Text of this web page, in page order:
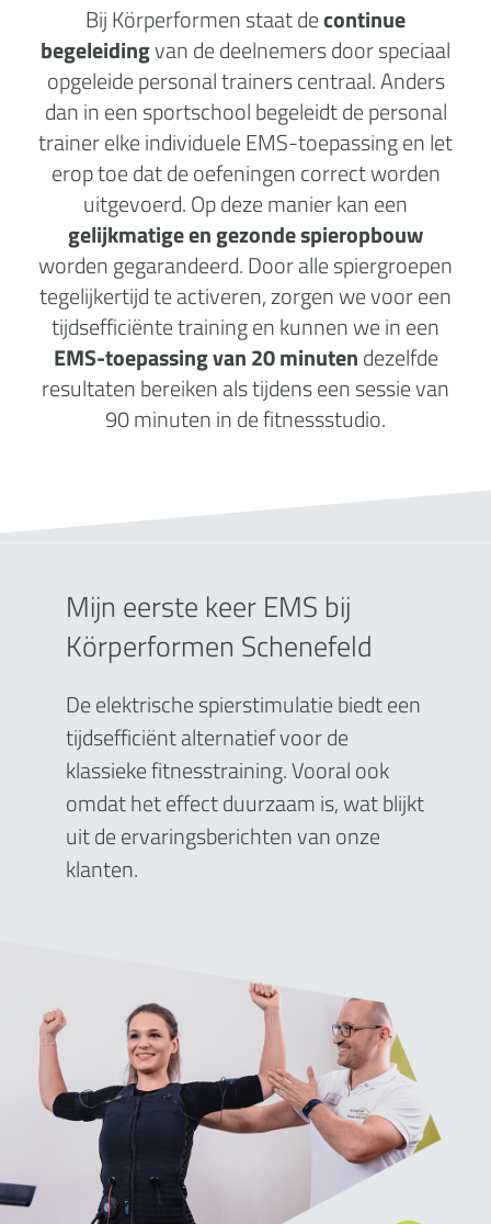
Bij Körperformen staat decontinue
begeleidingvan de deelnemers door speciaal
opgeleide personal trainers centraal. Anders
dan in een sportschool begeleidt de personal
trainer elke individuele EMS-toepassing en let
erop toe dat de oefeningen correct worden
uitgevoerd. Op deze manier kan een
gelijkmatige en gezonde spieropbouw
worden gegarandeerd. Door alle spiergroepen
tegelijkertijd te activeren, zorgen we voor een
tijdsefficiënte training en kunnen we in een
EMS-toepassing van 20 minutendezelfde
resultaten bereiken als tijdens een sessie van
90 minuten in de fitnessstudio.
Mijn eerste keer EMS bij
Körperformen Schenefeld
De elektrische spierstimulatie biedt een
tijdsefficiënt alternatief voor de
klassieke fitnesstraining. Vooral ook
omdat het effect duurzaam is, wat blijkt
uit de ervaringsberichten van onze
klanten.